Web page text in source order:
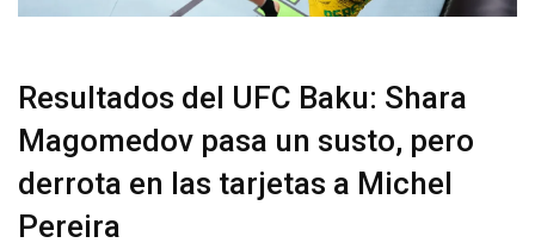
Resultados del UFC Baku: Shara
Magomedov pasa un susto, pero
derrota en las tarjetas a Michel
Pereira